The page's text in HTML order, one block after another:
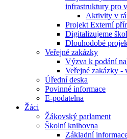
infrastruktury pro
Aktivity v
Projekt Externí
Digitalizujeme
Dlouhodobé
Veřejné zakázky
Výzva k podání
Veřejné zakázky -
Úřední deska
Povinné informace
E-podatelna
Žáci
Žákovský parlament
Školní knihovna
Základní